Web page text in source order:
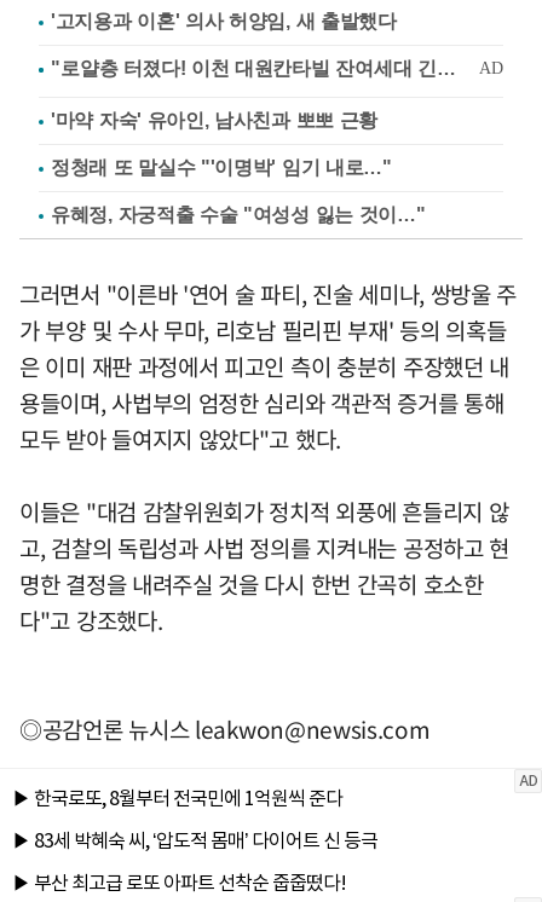
'고지용과 이혼' 의사 허양임, 새 출발했다
'마약 자숙' 유아인, 남사친과 뽀뽀 근황
정청래 또 말실수 "'이명박' 임기 내로…"
유혜정, 자궁적출 수술 "여성성 잃는 것이…"
그러면서 "이른바 '연어 술 파티, 진술 세미나, 쌍방울 주
가 부양 및 수사 무마, 리호남 필리핀 부재' 등의 의혹들
은 이미 재판 과정에서 피고인 측이 충분히 주장했던 내
용들이며, 사법부의 엄정한 심리와 객관적 증거를 통해
모두 받아 들여지지 않았다"고 했다.
이들은 "대검 감찰위원회가 정치적 외풍에 흔들리지 않
고, 검찰의 독립성과 사법 정의를 지켜내는 공정하고 현
명한 결정을 내려주실 것을 다시 한번 간곡히 호소한
다"고 강조했다.
◎공감언론 뉴시스leakwon@newsis.com